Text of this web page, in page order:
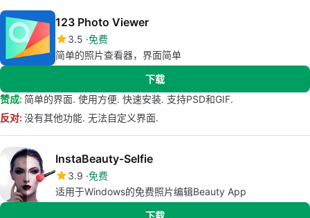
123 Photo Viewer
3.5 免费
简单的照片查看器，界面简单
下载
赞成: 简单的界面. 使用方便. 快速安装. 支持PSD和GIF.
反对: 没有其他功能. 无法自定义界面.
InstaBeauty-Selfie
3.9 免费
适用于Windows的免费照片编辑Beauty App
下载